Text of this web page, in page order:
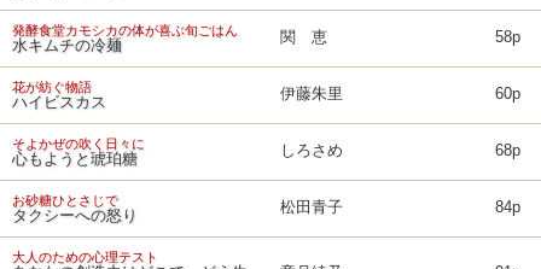
発酵食堂カモシカの体が喜ぶ旬ごはん
水キムチの冷麺 関 恵 58p
花が紡ぐ物語
ハイビスカス 伊藤朱里 60p
そよかぜの吹く日々に
心もようと琥珀糖 しろさめ 68p
お砂糖ひとさじで
タクシーへの怒り 松田青子 84p
大人のための心理テスト